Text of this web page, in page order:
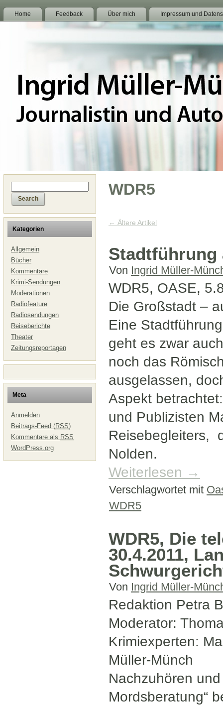
Home Feedback Über mich Impressum und
Kategorien
Allgemein
Bücher
Kommentare
Krimi-Sendungen
Moderationen
Radiofeature
Radiosendungen
Reiseberichte
Theater
Zeitungsreportagen
Meta
Anmelden
Beitrags-Feed (RSS)
Kommentare als RSS
WordPress.org
WDR5
← Ältere Artikel
Stadtführung
Von Ingrid Müller-
WDR5, OASE,
Die Großstadt –
Eine
geht es zwar
noch das
ausgelassen,
Aspekt
und Publizisten
Reisebegleiters,
Nolden.
Weiterlesen →
Verschlagwortet mit
WDR5
WDR5, Die
30.4.2011,
Von Ingrid Müller-
Redaktion Petra
Moderator:
Krimiexperten:
Müller-Münch
Nachzuhören
Mordsberatung“